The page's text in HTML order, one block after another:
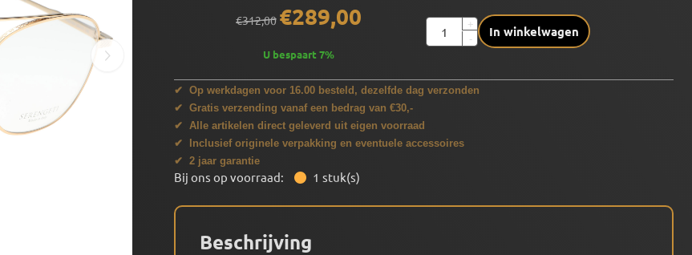
€312,00 €289,00
U bespaart7%
Aantal
+
-
In winkelwagen
✔ Op werkdagen voor 16.00 besteld, dezelfde dag verzonden
✔ Gratis verzending vanaf een bedrag van €30,-
✔ Alle artikelen direct geleverd uit eigen voorraad
✔ Inclusief originele verpakking en eventuele accessoires
✔ 2 jaar garantie
Bij ons op voorraad: 1 stuk(s)
Beschrijving